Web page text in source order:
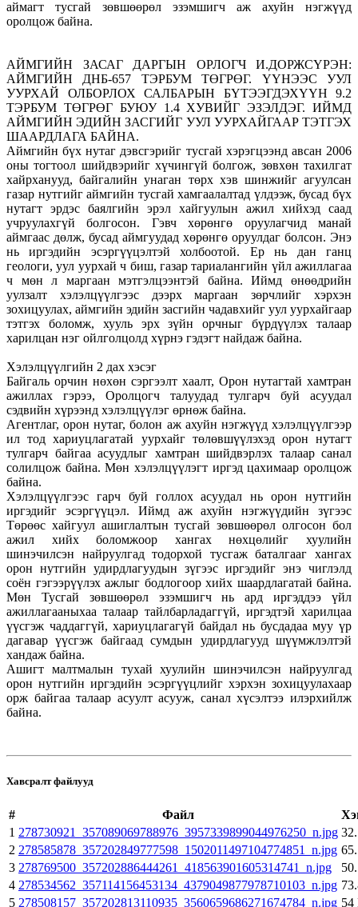
аймагт тусгай зөвшөөрөл эзэмшигч аж ахуйн нэгжүүд
оролцож байна.
АЙМГИЙН ЗАСАГ ДАРГЫН ОРЛОГЧ И.ДОРЖСҮРЭН:
АЙМГИЙН ДНБ-657 ТЭРБУМ ТӨГРӨГ. ҮҮНЭЭС УУЛ
УУРХАЙ ОЛБОРЛОХ САЛБАРЫН БҮТЭЭГДЭХҮҮН 9.2
ТЭРБУМ ТӨГРӨГ БУЮУ 1.4 ХУВИЙГ ЭЗЭЛДЭГ. ИЙМД
АЙМГИЙН ЭДИЙН ЗАСГИЙГ УУЛ УУРХАЙГААР ТЭТГЭХ
ШААРДЛАГА БАЙНА.
Аймгийн бүх нутаг дэвсгэрийг тусгай хэрэгцээнд авсан 2006
оны тогтоол шийдвэрийг хүчингүй болгож, зөвхөн тахилгат
хайрханууд, байгалийн унаган төрх хэв шинжийг агуулсан
газар нутгийг аймгийн тусгай хамгаалалтад үлдээж, бусад бүх
нутагт эрдэс баялгийн эрэл хайгуулын ажил хийхэд саад
учруулахгүй болгосон. Гэвч хөрөнгө оруулагчид манай
аймгаас дөлж, бусад аймгуудад хөрөнгө оруулдаг болсон. Энэ
нь иргэдийн эсэргүүцэлтэй холбоотой. Ер нь дан ганц
геологи, уул уурхай ч биш, газар тариалангийн үйл ажиллагаа
ч мөн л маргаан мэтгэлцээнтэй байна. Иймд өнөөдрийн
уулзалт хэлэлцүүлгээс дээрх маргаан зөрчлийг хэрхэн
зохицуулах, аймгийн эдийн засгийн чадавхийг уул уурхайгаар
тэтгэх боломж, хууль эрх зүйн орчныг бүрдүүлэх талаар
харилцан нэг ойлголцолд хүрнэ гэдэгт найдаж байна.
Хэлэлцүүлгийн 2 дах хэсэг
Байгаль орчин нөхөн сэргээлт хаалт, Орон нутагтай хамтран
ажиллах гэрээ, Оролцогч талуудад тулгарч буй асуудал
сэдвийн хүрээнд хэлэлцүүлэг өрнөж байна.
Агентлаг, орон нутаг, болон аж ахуйн нэгжүүд хэлэлцүүлгээр
ил тод хариуцлагатай уурхайг төлөвшүүлэхэд орон нутагт
тулгарч байгаа асуудлыг хамтран шийдвэрлэх талаар санал
солилцож байна. Мөн хэлэлцүүлэгт иргэд цахимаар оролцож
байна.
Хэлэлцүүлгээс гарч буй голлох асуудал нь орон нутгийн
иргэдийг эсэргүүцэл. Иймд аж ахуйн нэгжүүдийн зүгээс
Төрөөс хайгуул ашиглалтын тусгай зөвшөөрөл олгосон бол
ажил хийх боломжоор хангах нөхцөлийг хуулийн
шинэчилсэн найруулгад тодорхой тусгаж баталгааг хангах
орон нутгийн удирдлагуудын зүгээс иргэдийг энэ чиглэлд
соён гэгээрүүлэх ажлыг бодлогоор хийх шаардлагатай байна.
Мөн Тусгай зөвшөөрөл эзэмшигч нь ард иргэддээ үйл
ажиллагааныхаа талаар тайлбарладаггүй, иргэдтэй харилцаа
үүсгэж чаддаггүй, хариуцлагагүй байдал нь бусдадаа муу үр
дагавар үүсгэж байгаад сумдын удирдлагууд шүүмжлэлтэй
хандаж байна.
Ашигт малтмалын тухай хуулийн шинэчилсэн найруулгад
орон нутгийн иргэдийн эсэргүүцлийг хэрхэн зохицуулахаар
орж байгаа талаар асуулт асууж, санал хүсэлтээ илэрхийлж
байна.
Хавсралт файлууд
# Файл
1 278730921_357089069788976_3957339899044976250_n.jpg
2 278585878_357202849777598_1502011497104774851_n.jpg
3 278769500_357202886444261_418563901605314741_n.jpg
4 278534562_357114156453134_4379049877978710103_n.jpg
5 278508157_357202813110935_3560659686271674784_n.jpg 54